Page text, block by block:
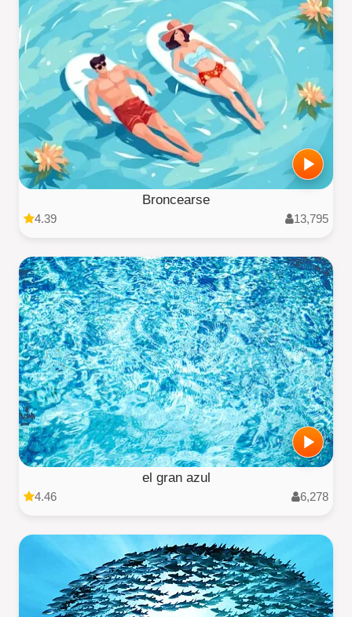
Broncearse
4.39 13,795
el gran azul
4.46 6,278